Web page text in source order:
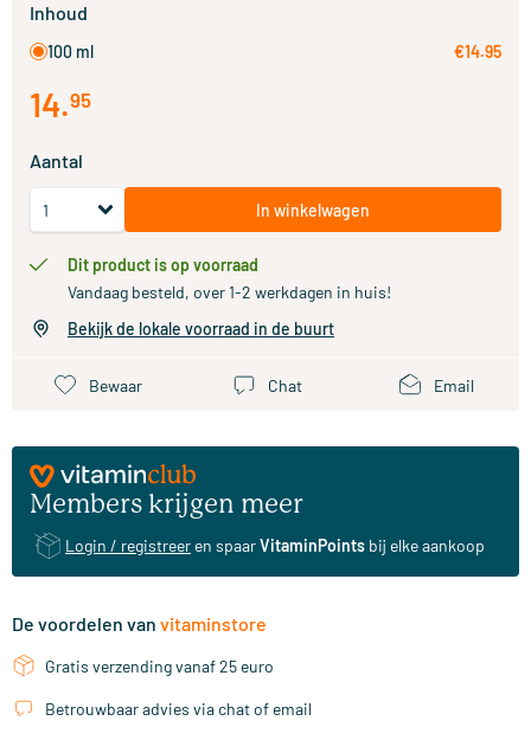
Inhoud
100 ml €14.95
14.95
Aantal
In winkelwagen
Dit product is op voorraad
Vandaag besteld, over 1-2 werkdagen in huis!
Bekijk de lokale voorraad in de buurt
Bewaar Chat Email
Members krijgen meer
Login / registreer en spaarVitaminPoints bij elke aankoop
De voordelen van vitaminstore
Gratis verzending vanaf 25 euro
Betrouwbaar advies via chat of email